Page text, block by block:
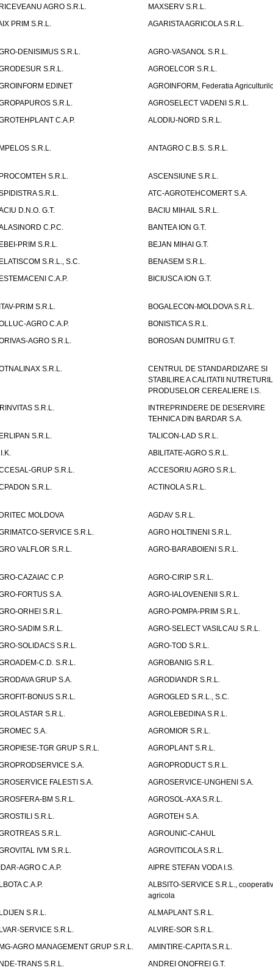
AGRO S.R.L.
MAXSERV S.R.L.
PRIM S.R.L.
AGARISTA AGRICOLA S.R.L.
DENISIMUS S.R.L.
AGRO-VASANOL S.R.L.
S.R.L.
AGROELCOR S.R.L.
EDINET
AGROINFORM, Federatia
S.R.L.
AGROSELECT VADENI S.R.L.
C.A.P.
ALODIU-NORD S.R.L.
S.R.L. ANTAGRO C.B.S. S.R.L.
S.R.L.
ASCENSIUNE S.R.L.
S.R.L.
ATC-AGROTEHCOMERT S.A.
D.N.O. G.T.
BACIU MIHAIL S.R.L.
C.P.C.
BANTEA ION G.T.
PRIM S.R.L.
BEJAN MIHAI G.T.
S.R.L., S.C.
BENASEM S.R.L.
C.A.P.
BICIUSCA ION G.T.
PRIM S.R.L.
BOGALECON-MOLDOVA S.R.L.
AGRO C.A.P.
BONISTICA S.R.L.
AGRO S.R.L.
BOROSAN DUMITRU G.T.
S.R.L.
CENTRUL DE STANDARDIZARE SI
STABILIRE A CALITATII
PRODUSELOR CEREALIERE I.S.
S.R.L.
INTREPRINDERE DE DESERVIRE
TEHNICA DIN BARDAR S.A.
S.R.L.
TALICON-LAD S.R.L.
ABILITATE-AGRO S.R.L.
GRUP S.R.L.
ACCESORIU AGRO S.R.L.
S.R.L.
ACTINOLA S.R.L.
MOLDOVA
AGDAV S.R.L.
SERVICE S.R.L.
AGRO HOLTINENI S.R.L.
VALFLOR S.R.L.
AGRO-BARABOIENI S.R.L.
CAZAIAC C.P.
AGRO-CIRIP S.R.L.
FORTUS S.A.
AGRO-IALOVENENII S.R.L.
ORHEI S.R.L.
AGRO-POMPA-PRIM S.R.L.
SADIM S.R.L.
AGRO-SELECT VASILCAU S.R.L.
SOLIDACS S.R.L.
AGRO-TOD S.R.L.
C.D. S.R.L.
AGROBANIG S.R.L.
GRUP S.A.
AGRODIANDR S.R.L.
BONUS S.R.L.
AGROGLED S.R.L., S.C.
S.R.L.
AGROLEBEDINA S.R.L.
S.A.
AGROMIOR S.R.L.
TGR GRUP S.R.L.
AGROPLANT S.R.L.
S.A.
AGROPRODUCT S.R.L.
FALESTI S.A.
AGROSERVICE-UNGHENI S.A.
BM S.R.L.
AGROSOL-AXA S.R.L.
S.R.L.
AGROTEH S.A.
S.R.L.
AGROUNIC-CAHUL
IVM S.R.L.
AGROVITICOLA S.R.L.
AGRO C.A.P.
AIPRE STEFAN VODA I.S.
C.A.P.
ALBSITO-SERVICE S.R.L.,
agricola
S.R.L.
ALMAPLANT S.R.L.
SERVICE S.R.L.
ALVIRE-SOR S.R.L.
AGRO MANAGEMENT GRUP S.R.L.
AMINTIRE-CAPITA S.R.L.
TRANS S.R.L.
ANDREI ONOFREI G.T.